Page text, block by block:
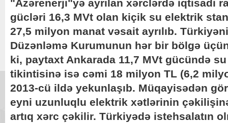
"Azərenerji"yə ayrılan xərclərdə iqtisadi
gücləri 16,3 MVt olan kiçik su elektrik
27,5 milyon manat vəsait ayrılıb.
Düzənləmə Kurumunun hər bir bölgə
ki, paytaxt Ankarada 11,7 MVt gücündə
tikintisinə isə cəmi 18 milyon TL (6,2
2013-cü ildə yekunlaşıb. Müqayisədən
eyni uzunluqlu elektrik xətlərinin
artıq xərc çəkilir. Türkiyədə istehsalatın